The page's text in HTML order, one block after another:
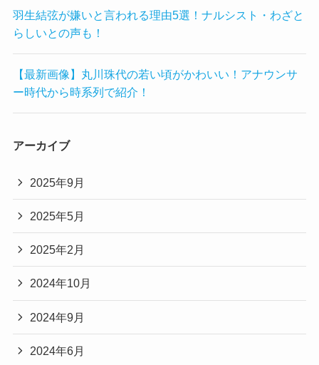
羽生結弦が嫌いと言われる理由5選！ナルシスト・わざと
らしいとの声も！
【最新画像】丸川珠代の若い頃がかわいい！アナウンサ
ー時代から時系列で紹介！
アーカイブ
2025年9月
2025年5月
2025年2月
2024年10月
2024年9月
2024年6月